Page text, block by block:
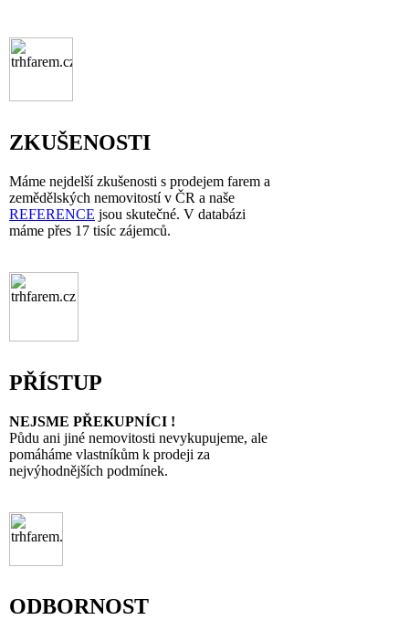
ZKUŠENOSTI
Máme nejdelší zkušenosti s prodejem farem a
zemědělských nemovitostí v ČR a naše
REFERENCE jsou skutečné. V databázi
máme přes 17 tisíc zájemců.
PŘÍSTUP
NEJSME PŘEKUPNÍCI !
Půdu ani jiné nemovitosti nevykupujeme, ale
pomáháme vlastníkům k prodeji za
nejvýhodnějších podmínek.
ODBORNOST